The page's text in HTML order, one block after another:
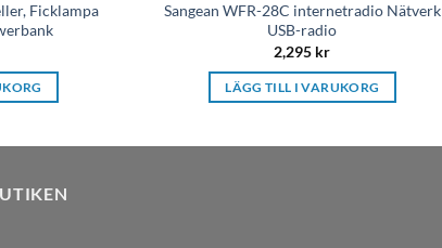
Ficklampa
Sangean WFR-28C internetradio Nätverk
USB-radio
2,295 kr
LÄGG TILL I VARUKORG